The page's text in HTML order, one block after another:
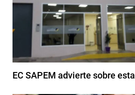
EC SAPEM advierte sobre